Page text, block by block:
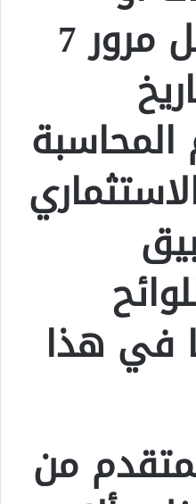
التعاملات قبل مرور 7
المحاسبة
في هذا
من